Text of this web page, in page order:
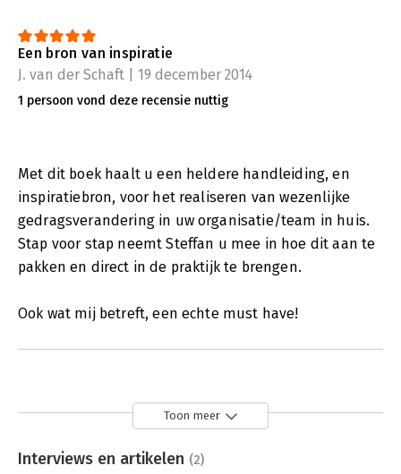
Een bron van inspiratie
J. van der Schaft | 19 december 2014
1 persoon vond deze recensie nuttig
Met dit boek haalt u een heldere handleiding, en
inspiratiebron, voor het realiseren van wezenlijke
gedragsverandering in uw organisatie/team in huis.
Stap voor stap neemt Steffan u mee in hoe dit aan te
pakken en direct in de praktijk te brengen.
Ook wat mij betreft, een echte must have!
Toon meer
Interviews en artikelen (2)